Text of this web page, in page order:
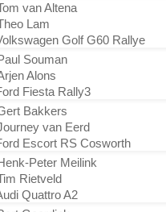
van Altena
Lam
Golf G60 Rallye
Souman
Alons
Fiesta Rally3
Bakkers
van Eerd
Escort RS Cosworth
Peter Meilink
Rietveld
Quattro A2